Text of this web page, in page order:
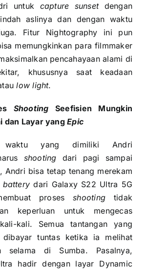
untuk capture sunsetdengan
aslinya dan dengan waktu
Fitur Nightography ini pun
memungkinkan para filmmaker
pencahayaan alami di
khususnya saat keadaan
low light.
Shooting Seefisien Mungkin
dan Layar yangEpic
waktu yang dimiliki Andri
shooting dari pagi sampai
Andri bisa tetap tenang merekam
dari Galaxy S22 Ultra 5G
prosesshooting tidak
keperluan untuk mengecas
kali. Semua tantangan yang
dibayar tuntas ketika ia melihat
selama di Sumba. Pasalnya,
hadir dengan layar Dynamic